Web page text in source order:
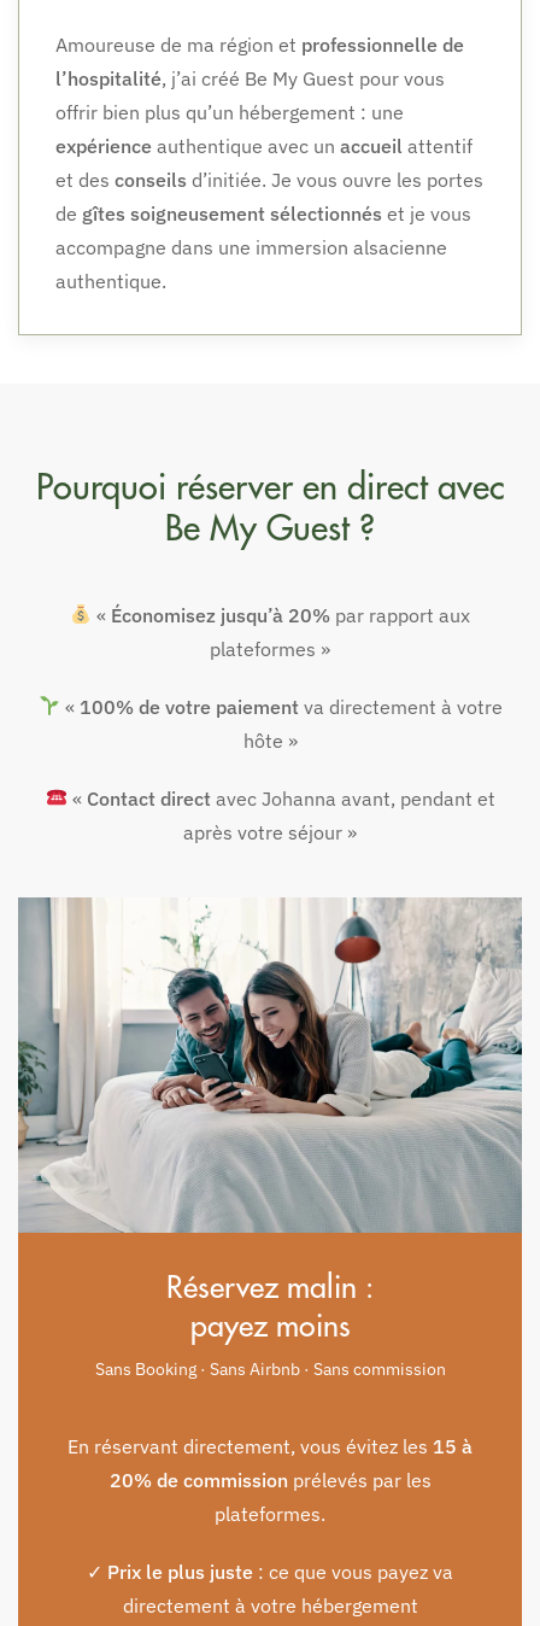
Amoureuse de ma région et professionnelle de
l’hospitalité, j’ai créé Be My Guest pour vous
offrir bien plus qu’un hébergement : une
expérience authentique avec un accueil attentif
et des conseils d’initiée. Je vous ouvre les portes
de gîtes soigneusement sélectionnés et je vous
accompagne dans une immersion alsacienne
authentique.
Pourquoi réserver en direct avec
Be My Guest ?
« Économisez jusqu’à 20% par rapport aux
plateformes »
« 100% de votre paiementva directement à votre
hôte »
« Contact directavec Johanna avant, pendant et
après votre séjour »
Réservez malin :
payez moins
Sans Booking · Sans Airbnb · Sans commission
En réservant directement, vous évitez les 15 à
20% de commission prélevés par les
plateformes.
✓ Prix le plus juste : ce que vous payez va
directement à votre hébergement